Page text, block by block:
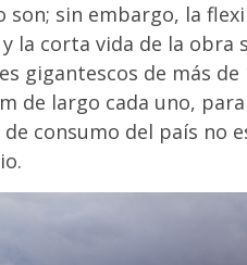
son; sin embargo, la
la corta vida de la obra
gigantescos de más de
de largo cada uno,
consumo del país no